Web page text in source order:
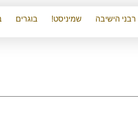
רבני הישיבה שמיניסט! בוגרים